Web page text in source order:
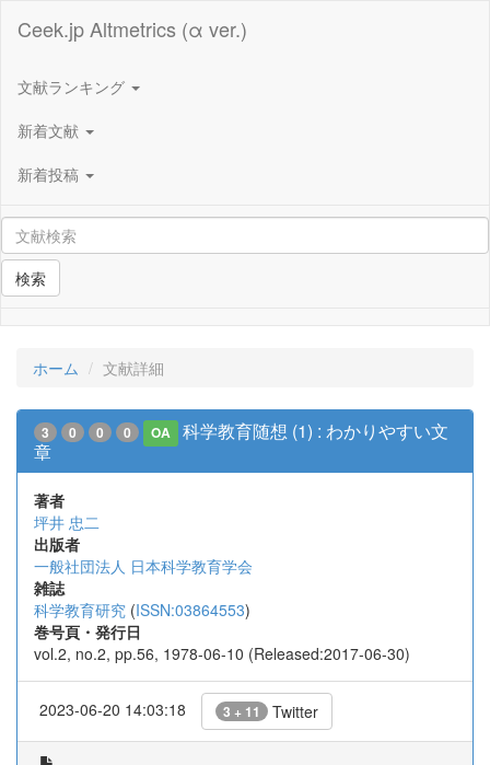
Ceek.jp Altmetrics (α ver.)
文献ランキング
新着文献
新着投稿
検索
ホーム 文献詳細
3 0 0 0 OA
科学教育随想 (1) : わかりやすい文
章
著者
坪井 忠二
出版者
一般社団法人 日本科学教育学会
雑誌
科学教育研究 (ISSN:03864553)
巻号頁・発行日
vol.2, no.2, pp.56, 1978-06-10 (Released:2017-06-30)
2023-06-20 14:03:18 3 + 11 Twitter